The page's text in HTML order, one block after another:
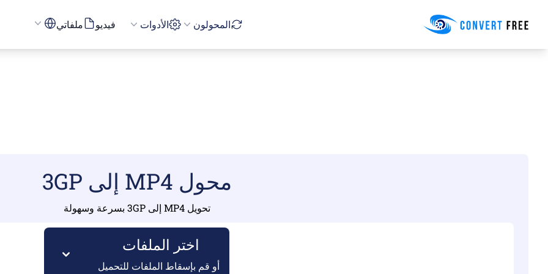
Convert Free المحولون الأدوات فيديو ملفاتي
محول MP4 إلى 3GP
تحويل MP4 إلى 3GP بسرعة وسهولة
اختر الملفات
أو قم بإسقاط الملفات للتحميل